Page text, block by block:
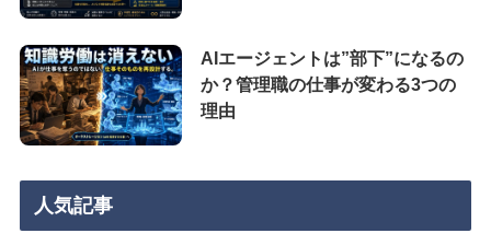
AIエージェントは”部下”になるの
か？管理職の仕事が変わる3つの
理由
人気記事